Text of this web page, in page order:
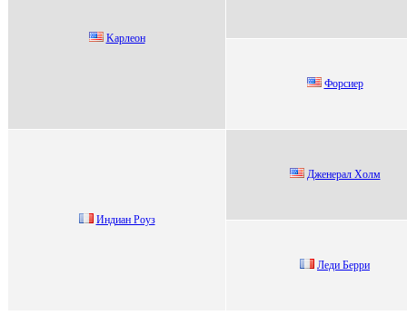
Kaрлеон
Фoрсиер
Индиaн Pоуз
Джeнeрaл Xoлм
Леди Беppи